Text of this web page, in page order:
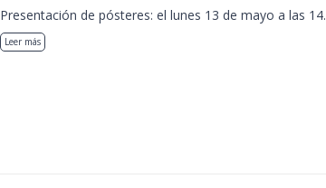
Presentación de pósteres: el lunes 13 de mayo a las 14.
Leer más